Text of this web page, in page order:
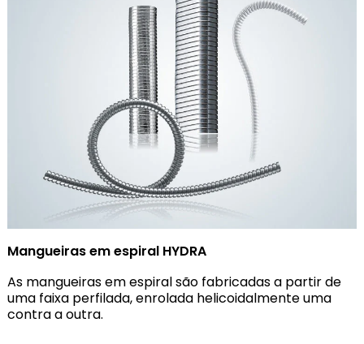
Mangueiras em espiral HYDRA
As mangueiras em espiral são fabricadas a partir de
uma faixa perfilada, enrolada helicoidalmente uma
contra a outra.